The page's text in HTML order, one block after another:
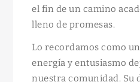
el fin de un camino
lleno de promesas.
Lo recordamos como
energía y entusiasmo
nuestra comunidad. Su